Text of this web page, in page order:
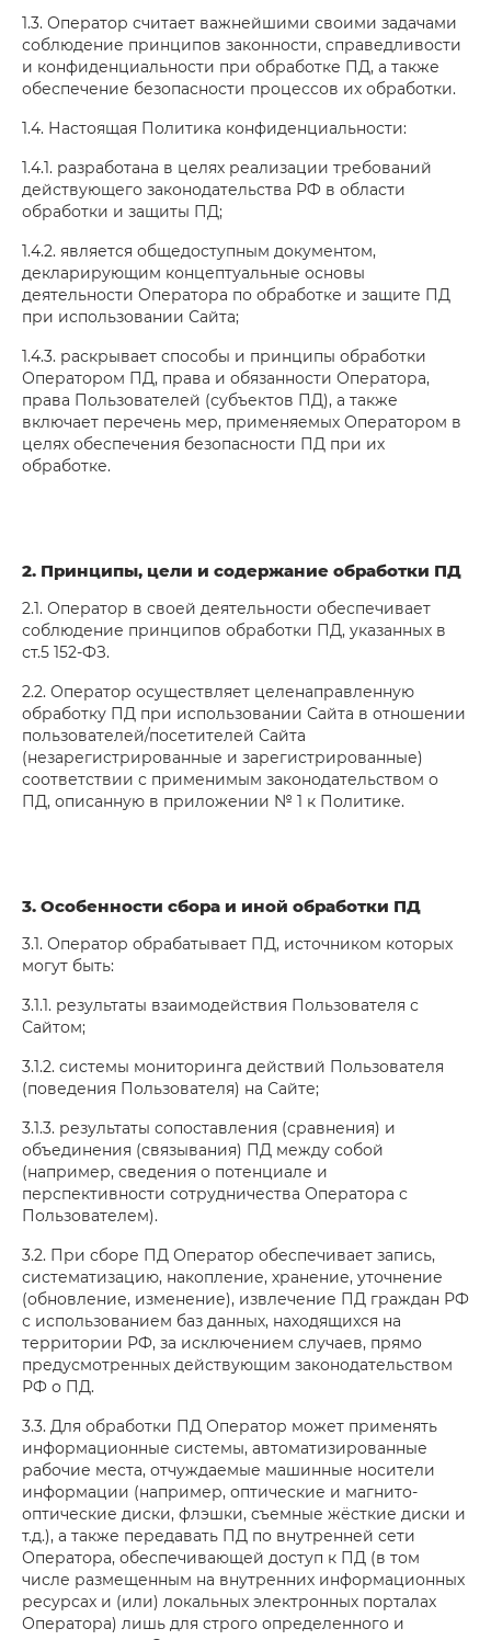
1.3. Оператор считает важнейшими своими задачами
соблюдение принципов законности, справедливости
и конфиденциальности при обработке ПД, а также
обеспечение безопасности процессов их обработки.
1.4. Настоящая Политика конфиденциальности:
1.4.1. разработана в целях реализации требований
действующего законодательства РФ в области
обработки и защиты ПД;
1.4.2. является общедоступным документом,
декларирующим концептуальные основы
деятельности Оператора по обработке и защите ПД
при использовании Сайта;
1.4.3. раскрывает способы и принципы обработки
Оператором ПД, права и обязанности Оператора,
права Пользователей (субъектов ПД), а также
включает перечень мер, применяемых Оператором в
целях обеспечения безопасности ПД при их
обработке.
2. Принципы, цели и содержание обработки ПД
2.1. Оператор в своей деятельности обеспечивает
соблюдение принципов обработки ПД, указанных в
ст.5 152-ФЗ.
2.2. Оператор осуществляет целенаправленную
обработку ПД при использовании Сайта в отношении
пользователей/посетителей Сайта
(незарегистрированные и зарегистрированные)
соответствии с применимым законодательством о
ПД, описанную в приложении № 1 к Политике.
3. Особенности сбора и иной обработки ПД
3.1. Оператор обрабатывает ПД, источником которых
могут быть:
3.1.1. результаты взаимодействия Пользователя с
Сайтом;
3.1.2. системы мониторинга действий Пользователя
(поведения Пользователя) на Сайте;
3.1.3. результаты сопоставления (сравнения) и
объединения (связывания) ПД между собой
(например, сведения о потенциале и
перспективности сотрудничества Оператора с
Пользователем).
3.2. При сборе ПД Оператор обеспечивает запись,
систематизацию, накопление, хранение, уточнение
(обновление, изменение), извлечение ПД граждан РФ
с использованием баз данных, находящихся на
территории РФ, за исключением случаев, прямо
предусмотренных действующим законодательством
РФ о ПД.
3.3. Для обработки ПД Оператор может применять
информационные системы, автоматизированные
рабочие места, отчуждаемые машинные носители
информации (например, оптические и магнито-
оптические диски, флэшки, съемные жёсткие диски и
т.д.), а также передавать ПД по внутренней сети
Оператора, обеспечивающей доступ к ПД (в том
числе размещенным на внутренних информационных
ресурсах и (или) локальных электронных порталах
Оператора) лишь для строго определенного и